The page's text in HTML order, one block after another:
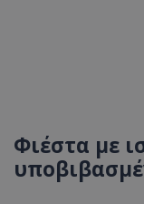
Φιέστα με